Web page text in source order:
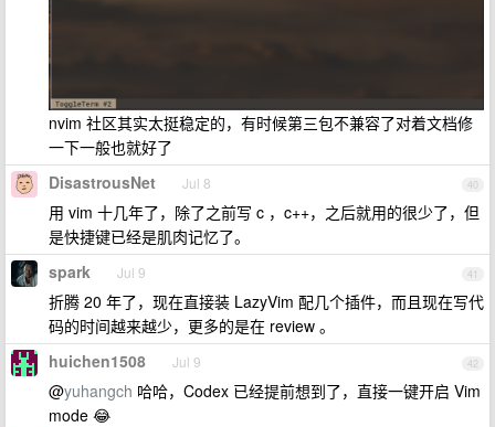
nvim 社区其实太挺稳定的，有时候第三包不兼容了对着文档修
一下一般也就好了
40
DisastrousNet Jul 8
用 vim 十几年了，除了之前写 c ，c++，之后就用的很少了，但
是快捷键已经是肌肉记忆了。
41
spark Jul 9
折腾 20 年了，现在直接装 LazyVim 配几个插件，而且现在写代
码的时间越来越少，更多的是在 review 。
42
huichen1508 Jul 9
@yuhangch 哈哈，Codex 已经提前想到了，直接一键开启 Vim
mode 😂